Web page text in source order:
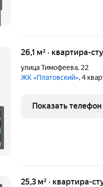
26,1 м² · квартира-
улица Тимофеева, 22
ЖК «Платовский», 4
Показать телефон
25,3 м² · квартира-